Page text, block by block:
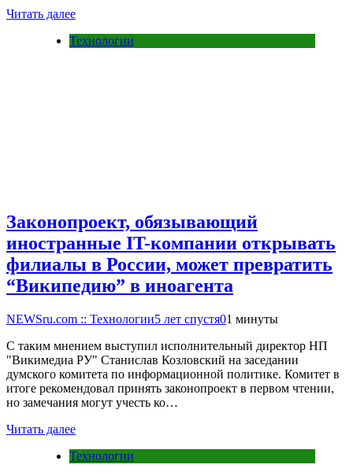
Читать далее
Технологии
Законопроект, обязывающий
иностранные IT-компании открывать
филиалы в России, может превратить
“Википедию” в иноагента
NEWSru.com :: Технологии5 лет спустя01 минуты
С таким мнением выступил исполнительный директор НП
"Викимедиа РУ" Станислав Козловский на заседании
думского комитета по информационной политике. Комитет в
итоге рекомендовал принять законопроект в первом чтении,
но замечания могут учесть ко…
Читать далее
Технологии